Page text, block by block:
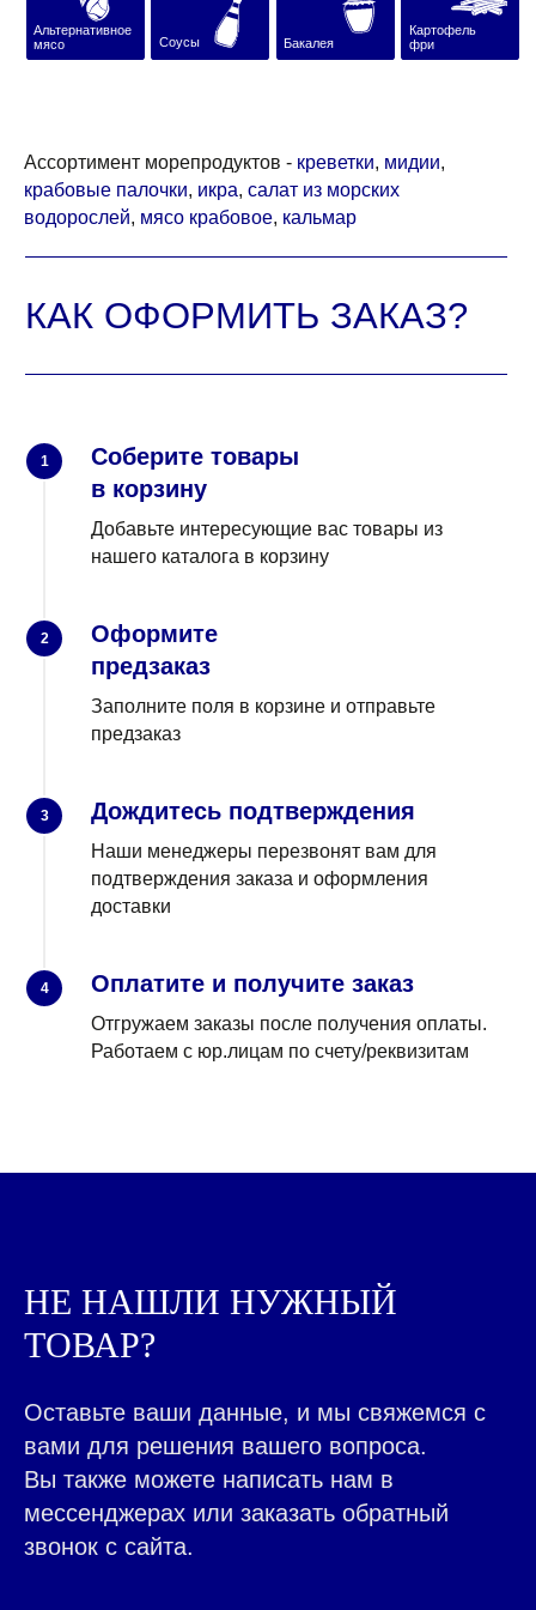
Ассортимент морепродуктов - креветки, мидии,
крабовые палочки, икра, салат из морских
водорослей, мясо крабовое, кальмар
1
Соберите товары
в корзину
Добавьте интересующие вас товары из
нашего каталога в корзину
2
Оформите
предзаказ
Заполните поля в корзине и отправьте
предзаказ
3 Дождитесь подтверждения
Наши менеджеры перезвонят вам для
подтверждения заказа и оформления
доставки
4 Оплатите и получите заказ
Отгружаем заказы после получения оплаты.
Работаем с юр.лицам по счету/реквизитам
НЕ НАШЛИ НУЖНЫЙ
ТОВАР?
Оставьте ваши данные, и мы свяжемся с
вами для решения вашего вопроса.
Вы также можете написать нам в
мессенджерах или заказать обратный
звонок с сайта.